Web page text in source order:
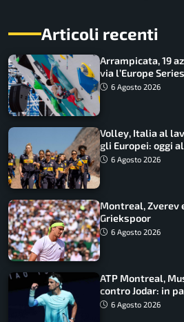
Articoli recenti
Arrampicata, 19
via l’Europe
per la Speed
6 Agosto 2026
Volley, Italia al
gli Europei: oggi
tifosi
6 Agosto 2026
Montreal, Zverev
Griekspoor
6 Agosto 2026
ATP Montreal,
contro Jodar: in
6 Agosto 2026